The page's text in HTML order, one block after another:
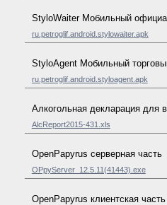
StyloWaiter Мобильный
ru.petroglif.android.stylowaiter.apk
StyloAgent Мобильный
ru.petroglif.android.styloagent.apk
Алкогольная декларация для
AlcReport2015-431.xls
OpenPapyrus серверная часть
OPpyServer_12.5.11(41443).exe
OpenPapyrus клиентская часть